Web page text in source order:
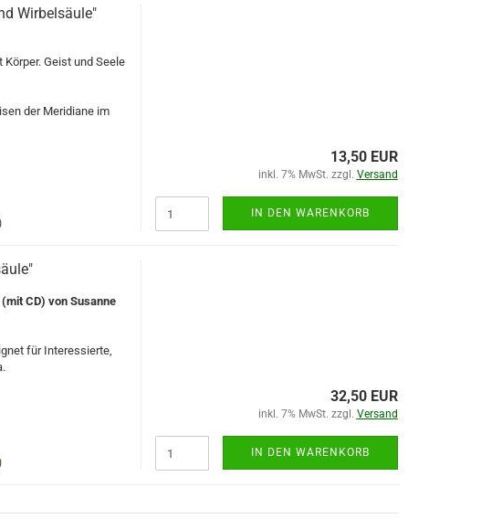
Wirbelsäule"
Geist und Seele
der Meridiane im
13,50 EUR
inkl. 7% MwSt. zzgl. Versand
IN DEN WARENKORB
CD) von Susanne
für Interessierte,
32,50 EUR
inkl. 7% MwSt. zzgl. Versand
IN DEN WARENKORB